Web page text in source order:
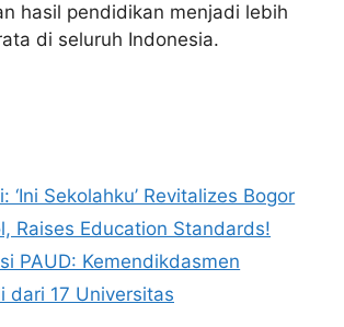
hasil pendidikan menjadi lebih
di seluruh Indonesia.
‘Ini Sekolahku’ Revitalizes Bogor
Raises Education Standards!
PAUD: Kemendikdasmen
dari 17 Universitas